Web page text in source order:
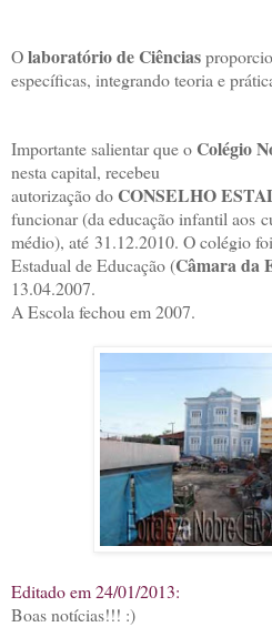
Olaboratório de Ciências
específicas, integrando teoria e
Importante salientar que oColégio
nesta capital, recebeu
autorização doCONSELHO
funcionar (da educação infantil aos
médio), até 31.12.2010. O colégio
Estadual de Educação (Câmara da
13.04.2007.
A Escola fechou em 2007.
Editado em 24/01/2013:
Boas notícias!!! :)